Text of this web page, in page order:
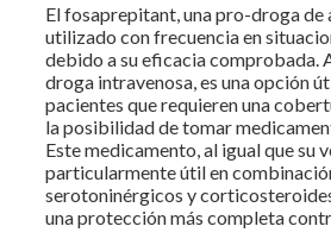
El fosaprepitant, una pro-droga de
utilizado con frecuencia en
debido a su eficacia comprobada.
droga intravenosa, es una opción
pacientes que requieren una
la posibilidad de tomar
Este medicamento, al igual que su
particularmente útil en
serotoninérgicos y
una protección más completa